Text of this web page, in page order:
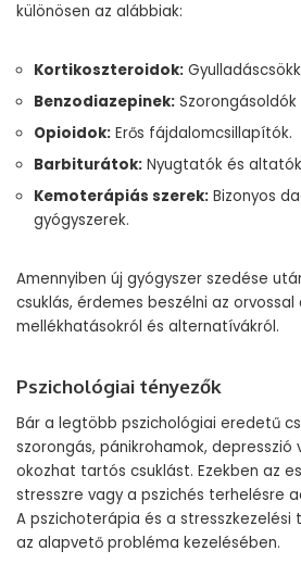
különösen az alábbiak:
Kortikoszteroidok:
Benzodiazepinek:
Opioidok: Erős fájdalomcsillapítók.
Barbiturátok: Nyugtatók és
Kemoterápiás szerek: Bizonyos
gyógyszerek.
Amennyiben új gyógyszer szedése
csuklás, érdemes beszélni az
mellékhatásokról és alternatívákról.
Pszichológiai tényezők
Bár a legtöbb pszichológiai eredetű
szorongás, pánikrohamok, depresszió
okozhat tartós csuklást. Ezekben az
stresszre vagy a pszichés terhelésre
A pszichoterápia és a
az alapvető probléma kezelésében.